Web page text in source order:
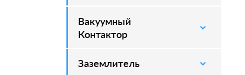
Вакуумный
Контактор
–
Заземлитель
–